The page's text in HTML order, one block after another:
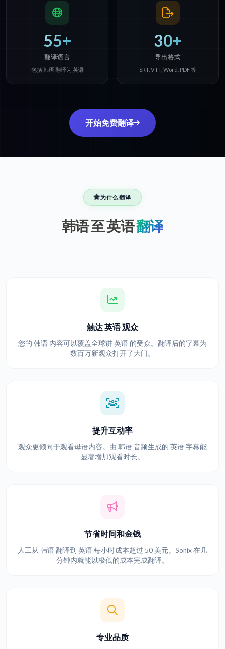
55+
翻译语言
包括 韩语 翻译为 英语
30+
导出格式
SRT, VTT, Word, PDF 等
开始免费翻译
为什么翻译
韩语 至 英语翻译
触达 英语 观众
您的 韩语 内容可以覆盖全球讲 英语 的受众。翻译后的字幕为
数百万新观众打开了大门。
提升互动率
观众更倾向于观看母语内容。由 韩语 音频生成的 英语 字幕能
显著增加观看时长。
节省时间和金钱
人工从 韩语 翻译到 英语 每小时成本超过 50 美元。Sonix 在几
分钟内就能以极低的成本完成翻译。
专业品质